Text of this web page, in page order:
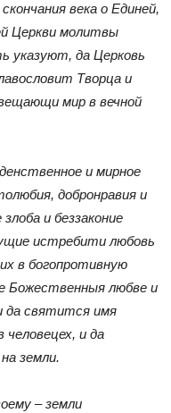
века о Единей,
Церкви молитвы
указуют, да Церковь
Творца и
мир в вечной
и мирное
добронравия и
и беззаконие
истребити любовь
в богопротивную
Божественныя любве и
да святится имя
и да
земли.
– земли